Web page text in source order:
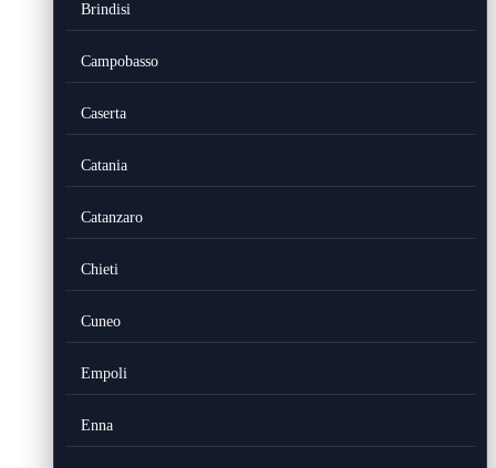
Brindisi
Campobasso
Caserta
Catania
Catanzaro
Chieti
Cuneo
Empoli
Enna